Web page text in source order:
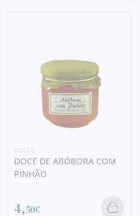
DOCES
DOCE DE ABÓBORA COM
PINHÃO
4,50€